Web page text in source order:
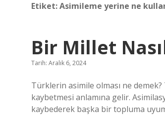
Etiket:Asimileme yerine ne
Bir Millet
Tarih: Aralık 6, 2024
Türklerin asimile olması ne
kaybetmesi anlamına gelir.
kaybederek başka bir topluma